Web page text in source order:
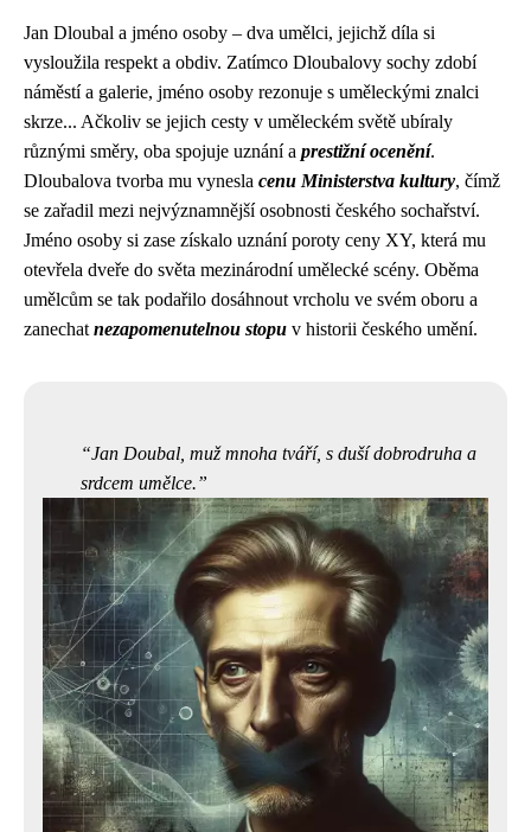
Jan Dloubal a jméno osoby – dva umělci, jejichž díla si
vysloužila respekt a obdiv. Zatímco Dloubalovy sochy zdobí
náměstí a galerie, jméno osoby rezonuje s uměleckými znalci
skrze... Ačkoliv se jejich cesty v uměleckém světě ubíraly
různými směry, oba spojuje uznání a prestižní ocenění.
Dloubalova tvorba mu vynesla cenu Ministerstva kultury, čímž
se zařadil mezi nejvýznamnější osobnosti českého sochařství.
Jméno osoby si zase získalo uznání poroty ceny XY, která mu
otevřela dveře do světa mezinárodní umělecké scény. Oběma
umělcům se tak podařilo dosáhnout vrcholu ve svém oboru a
zanechat nezapomenutelnou stopu v historii českého umění.
Jan Doubal, muž mnoha tváří, s duší dobrodruha a
srdcem umělce.